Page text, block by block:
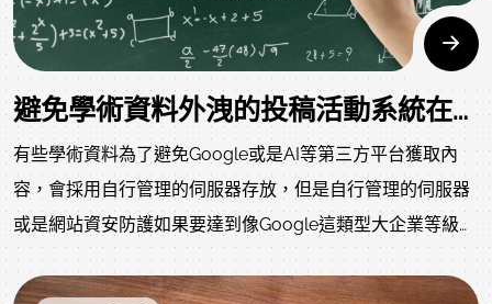
避免學術資料外洩的投稿活動系統在合理的經費下如何規劃？
有些學術資料為了避免Google或是AI等第三方平台獲取內
容，會採用自行管理的伺服器存放，但是自行管理的伺服器
或是網站資安防護如果要達到像Google這類型大企業等級，
需要花費的經費不是一般學術單位可以負擔。以下規劃在合
理的經費下進行投稿活動運作。